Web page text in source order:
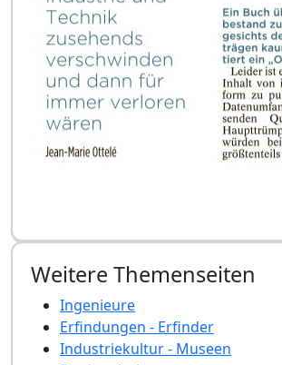
Weitere Themenseiten
Ingenieure
Erfindungen - Erfinder
Industriekultur - Museen